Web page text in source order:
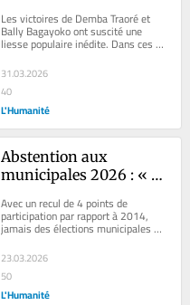
l’euphorie malgré le
racisme
Les victoires de Demba Traoré et
Bally Bagayoko ont suscité une
liesse populaire inédite. Dans ces
villes de Seine-Saint-Denis, des
habitants tenus...
31.03.2026
40
L'Humanité
Abstention aux
municipales 2026 : «
donne une prime forte à
la droite et à l’extrême
sociologue Vincent
Tiberj
Avec un recul de 4 points de
participation par rapport à 2014,
jamais des élections municipales
n’avaient été boudées à ce point par
les...
23.03.2026
50
L'Humanité